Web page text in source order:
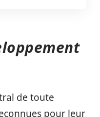
de toute
pour leur